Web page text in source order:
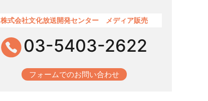
株式会社文化放送開発センター メディア販売
03-5403-2622
フォームでのお問い合わせ